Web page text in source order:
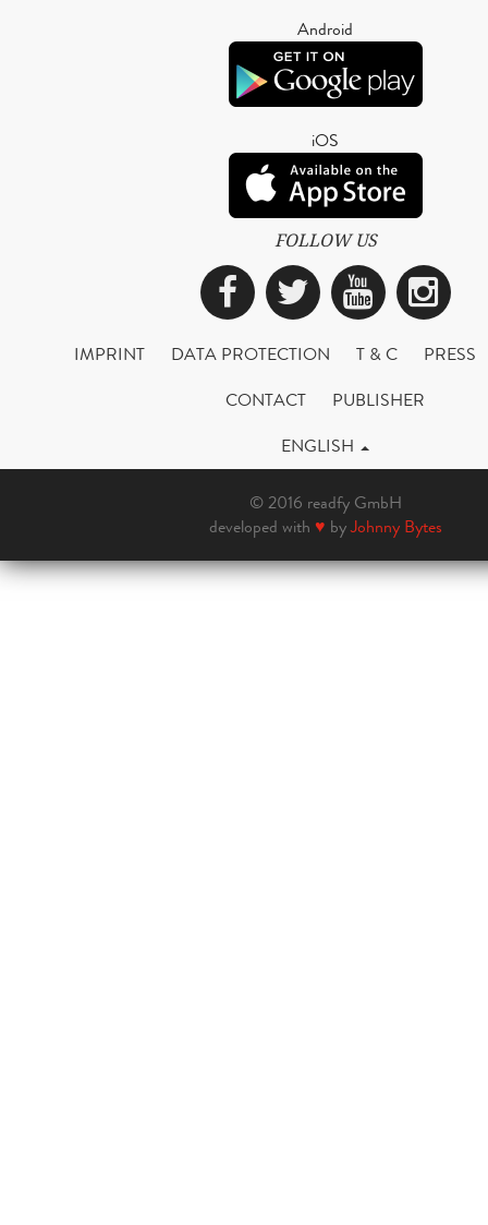
Android
iOS
FOLLOW US
Facebook
Twitter
IMPRINT DATA PROTECTION T & C
PRESS
CONTACT
PUBLISHER
ENGLISH
© 2016 readfy GmbH
developed with ♥ byJohnny Bytes